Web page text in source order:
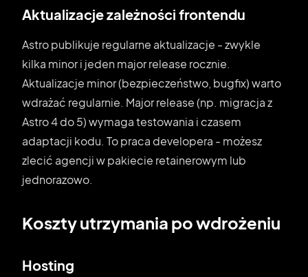
Aktualizacje zależności frontendu
Astro publikuje regularne aktualizacje - zwykle
kilka minor i jeden major release rocznie.
Aktualizacje minor (bezpieczeństwo, bugfix) warto
wdrażać regularnie. Major release (np. migracja z
Astro 4 do 5) wymaga testowania i czasem
adaptacji kodu. To praca developera - możesz
zlecić agencji w pakiecie retainerowym lub
jednorazowo.
Koszty utrzymania po wdrożeniu
Hosting